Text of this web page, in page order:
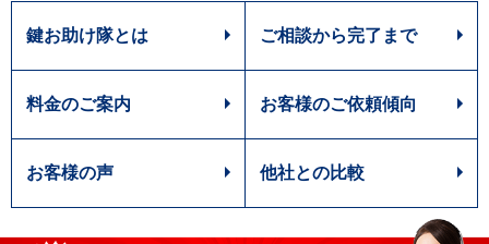
鍵お助け隊とは ご相談から完了まで
料金のご案内 お客様のご依頼傾向
お客様の声 他社との比較